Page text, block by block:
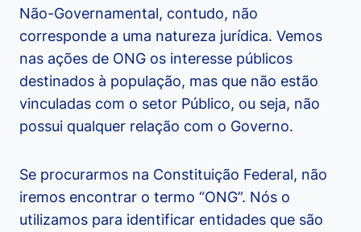
Não-Governamental, contudo, não
corresponde a uma natureza jurídica. Vemos
nas ações de ONG os interesse públicos
destinados à população, mas que não estão
vinculadas com o setor Público, ou seja, não
possui qualquer relação com o Governo.
Se procurarmos na Constituição Federal, não
iremos encontrar o termo “ONG”. Nós o
utilizamos para identificar entidades que são